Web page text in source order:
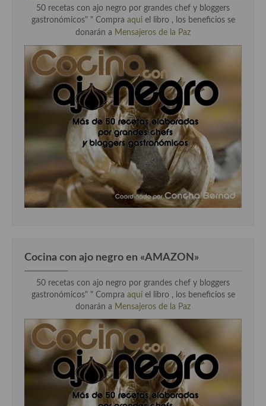
50 recetas con ajo negro por grandes chef y bloggers
gastronómicos" " Compra aqui el libro , los beneficios se
donarán a Mensajeros de la Paz
Cocina con ajo negro en «AMAZON»
50 recetas con ajo negro por grandes chef y bloggers
gastronómicos" " Compra aquíel libro , los beneficios se
donarán a Mensajeros de la Paz